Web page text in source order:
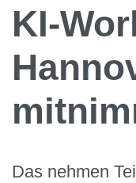
KI-
Das nehmen